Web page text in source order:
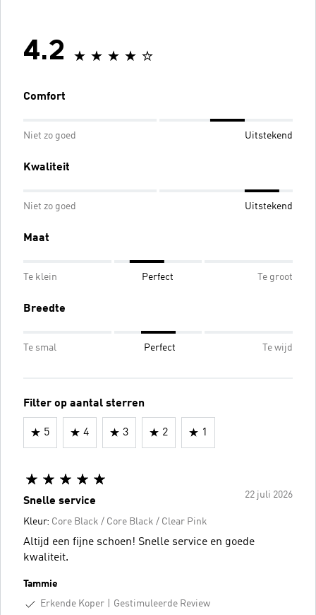
4.2
Comfort
Niet zo goed Uitstekend
Kwaliteit
Niet zo goed Uitstekend
Maat
Te klein Perfect Te groot
Breedte
Te smal Perfect Te wijd
Filter op aantal sterren
5 4 3 2 1
22 juli 2026
Snelle service
Kleur: Core Black / Core Black / Clear Pink
Altijd een fijne schoen! Snelle service en goede
kwaliteit.
Tammie
Erkende Koper
Gestimuleerde Review